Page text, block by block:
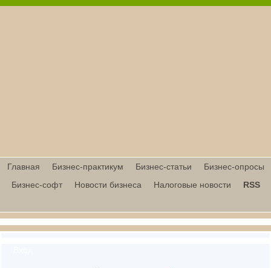
Главная Бизнес-практикум Бизнес-статьи
Бизнес-опросы
Бизнес-софт
Новости бизнеса Налоговые новости RSS